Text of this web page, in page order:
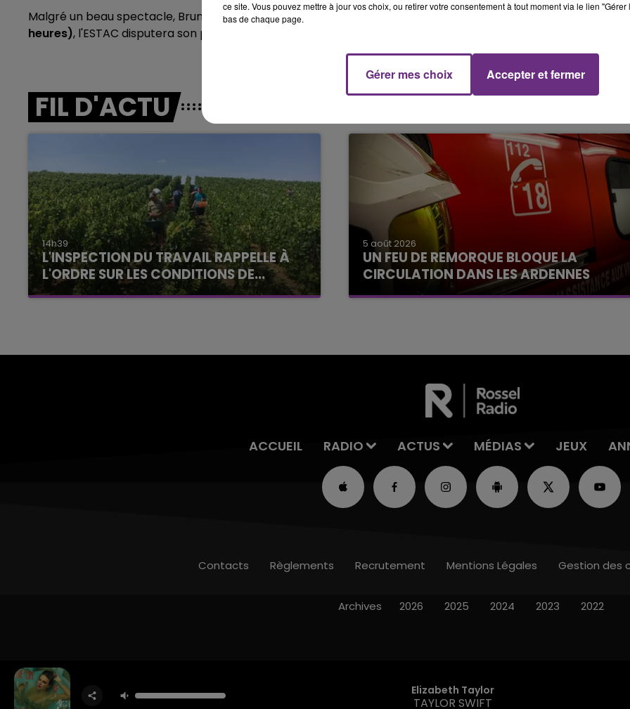
Malgré un beau spectacle, Bruno Irlès et ses hommes repartent bredouilles de l'Hérault.
heures), l'ESTAC disputera son premier match à domicile de la saison
FIL D'ACTU
14h39
L'INSPECTION DU TRAVAIL RAPPELLE À
L'ORDRE SUR LES CONDITIONS DE...
Alors que les dates de début des vendange
5 août 2026
UN FEU DE REMORQUE BLOQUE LA
CIRCULATION DANS LES ARDENNES
Un feu de remorque s'est déclaré ce mercredi
LA POP MACHINE - CHAMPAGNE FM LA RADIO POP
ACCUEIL RADIO ACTUS MÉDIAS JEUX
Elizabeth Taylor
TAYLOR SWIFT
Contacts Règlements Recrutement Mentions Légales Gestion des
Archives 2026 2025 2024 2023 2022
ce site. Vous pouvez mettre à jour vos choix, ou retirer votre consentement à tout moment via le lien
bas de chaque page.
Gérer mes choix Accepter et fermer